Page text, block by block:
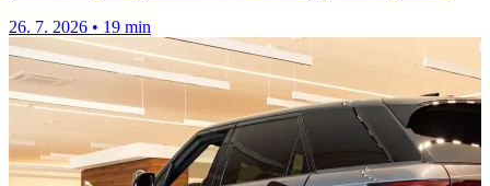
26. 7. 2026 • 19 min